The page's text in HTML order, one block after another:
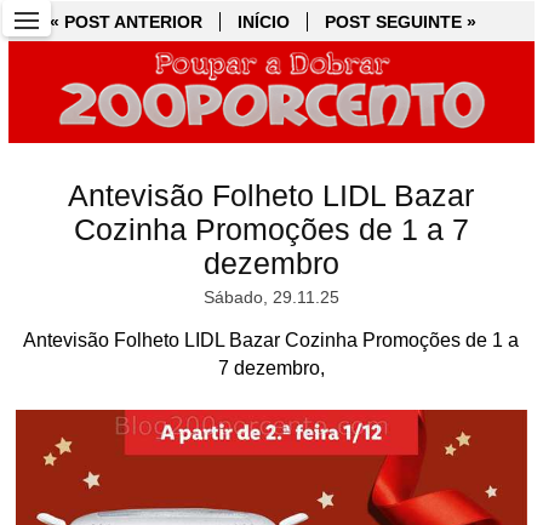
« POST ANTERIOR INÍCIO POST SEGUINTE »
Antevisão Folheto LIDL Bazar
Cozinha Promoções de 1 a 7
dezembro
Sábado, 29.11.25
Antevisão Folheto LIDL Bazar Cozinha Promoções de 1 a
7 dezembro,
« POST ANTERIOR INÍCIO POST SEGUINTE »